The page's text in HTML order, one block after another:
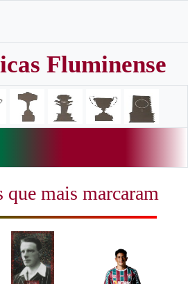
Fluminense
que mais marcaram